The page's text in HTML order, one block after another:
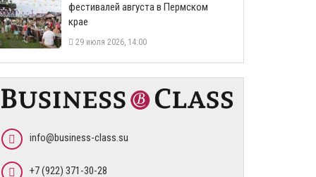
фестивалей августа в Пермском
крае
29 июля 2026, 14:00
info@business-class.su
+7 (922) 371-30-28